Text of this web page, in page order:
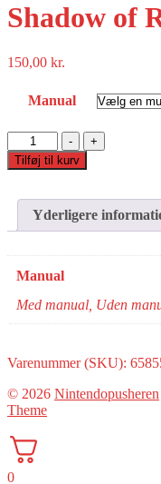
Shadow of
150,00 kr.
Manual
-
Shadow
of
Rome(PS2)
+
Tilføj til kurv
Yderligere
Manual
Med manual, Uden
Varenummer (SKU):
© 2026 Nintendopusheren
Theme
0